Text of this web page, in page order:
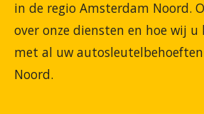
in de regio Amsterdam Noord.
over onze diensten en hoe wij u
met al uw
Noord.